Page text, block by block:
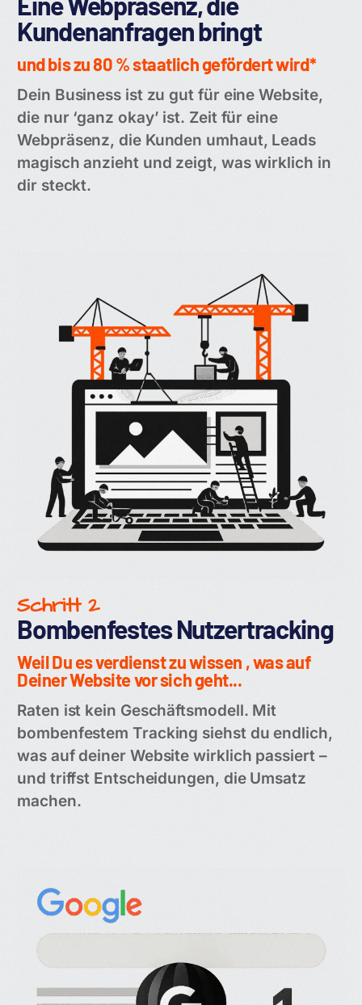
Kundenanfragen bringt
und bis zu 80 % staatlich gefördert wird*
Dein Business ist zu gut für eine Website,
die nur ‘ganz okay’ ist. Zeit für eine
Webpräsenz, die Kunden umhaut, Leads
magisch anzieht und zeigt, was wirklich in
dir steckt.
Schritt 2
Bombenfestes Nutzertracking
Weil Du es verdienst zu wissen , was auf
Deiner Website vor sich geht...
Raten ist kein Geschäftsmodell. Mit
bombenfestem Tracking siehst du endlich,
was auf deiner Website wirklich passiert –
und triffst Entscheidungen, die Umsatz
machen.